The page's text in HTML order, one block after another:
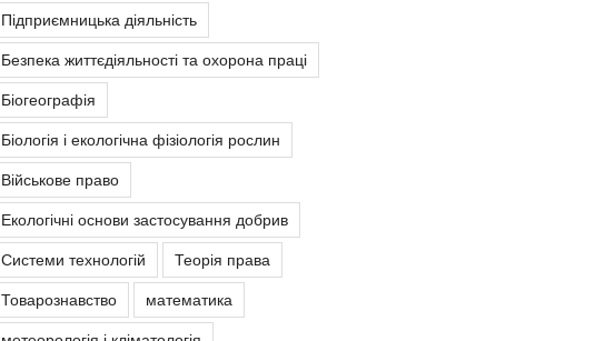
Підприємницька діяльність
Безпека життєдіяльності та охорона праці
Біогеографія
Біологія і екологічна фізіологія рослин
Військове право
Екологічні основи застосування добрив
Системи технологій
Теорія права
Товарознавство
математика